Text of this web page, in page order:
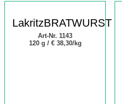
LakritzBRATWURST
Art-Nr. 1143
120 g / € 38,30/kg